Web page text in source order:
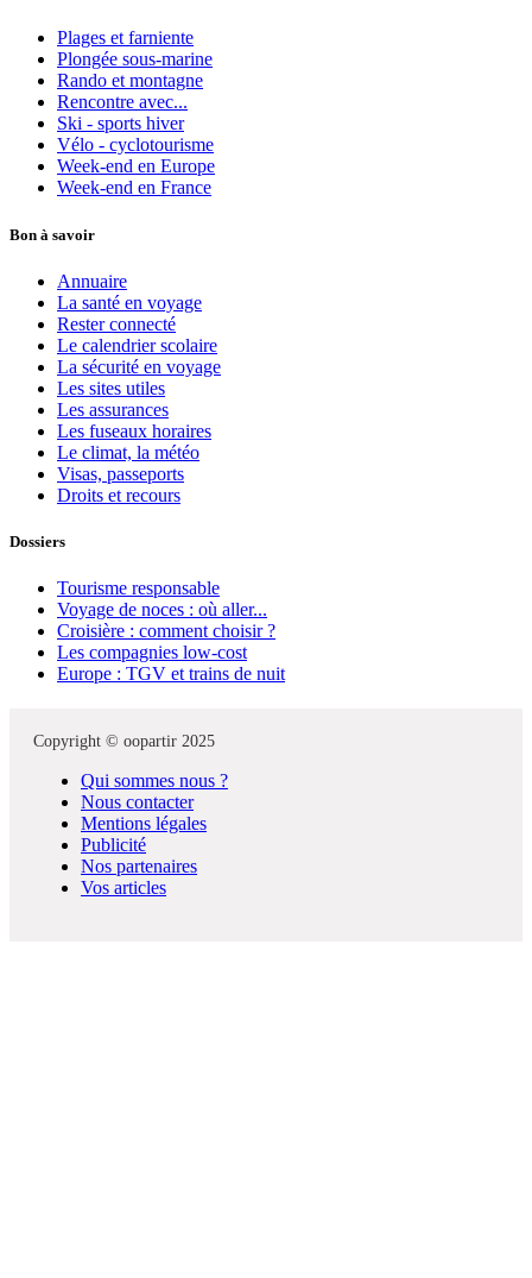
Plages et farniente
Plongée sous-marine
Rando et montagne
Rencontre avec...
Ski - sports hiver
Vélo - cyclotourisme
Week-end en Europe
Week-end en France
Bon à savoir
Annuaire
La santé en voyage
Rester connecté
Le calendrier scolaire
La sécurité en voyage
Les sites utiles
Les assurances
Les fuseaux horaires
Le climat, la météo
Visas, passeports
Droits et recours
Dossiers
Tourisme responsable
Voyage de noces : où aller...
Croisière : comment choisir ?
Les compagnies low-cost
Europe : TGV et trains de nuit
Copyright © oopartir 2025
Qui sommes nous ?
Nous contacter
Mentions légales
Publicité
Nos partenaires
Vos articles